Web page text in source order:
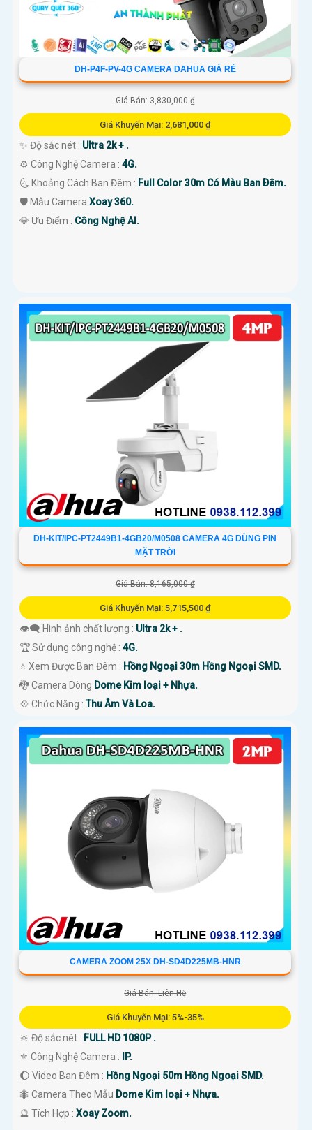
DH-P4F-PV-4G CAMERA DAHUA GIÁ RẺ
Giá Bán: 3,830,000 ₫
Giá Khuyến Mại: 2,681,000 ₫
✨ Độ sắc nét : Ultra 2k + .
⚙ Công Nghệ Camera : 4G.
🌜 Khoảng Cách Ban Đêm : Full Color 30m Có Màu Ban Ðêm.
🛡 Mẫu Camera Xoay 360.
️💎 Ưu Điểm : Công Nghệ AI.
DH-KIT/IPC-PT2449B1-4GB20/M0508 CAMERA 4G DÙNG PIN
MẶT TRỜI
Giá Bán: 8,165,000 ₫
Giá Khuyến Mại: 5,715,500 ₫
👁️‍🗨 Hình ảnh chất lượng : Ultra 2k + .
🏆 Sử dụng công nghệ : 4G.
⭐ Xem Được Ban Đêm : Hồng Ngoại 30m Hồng Ngoại SMD.
🐉️ Camera Dòng Dome Kim loại + Nhựa.
️💠 Chức Năng :Thu Âm Và Loa.
CAMERA ZOOM 25X DH-SD4D225MB-HNR
Giá Bán: Liên Hệ
Giá Khuyến Mại: 5%-35%
🔆 Độ sắc nét : FULL HD 1080P .
⚜️ Công Nghệ Camera : IP.
🌔 Video Ban Đêm : Hồng Ngoại 50m Hồng Ngoại SMD.
🐜 Camera Theo Mẫu Dome Kim loại + Nhựa.
️🔮 Tích Hợp : Xoay Zoom.